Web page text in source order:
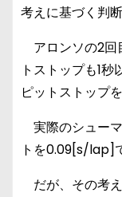
考えに基づく判
アロンソの2回
トストップも1
ピットストップ
実際のシュー
トを0.09[s/lap]
だが、その考